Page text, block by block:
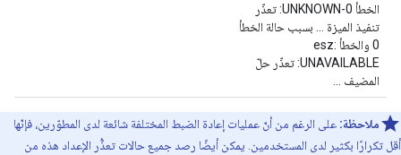
الخطأ 0-UNKNOWN: تعذّر
تنفيذ الميزة ... بسبب حالة الخطأ
0 والخطأ esz:
UNAVAILABLE: تعذّر حلّ
المضيف ...
ملاحظة: على الرغم من أنّ عمليات إعادة الضبط المختلفة شائعة لدى المطوّرين، فإنّها
أقل تكرارًا بكثير لدى المستخدمين. يمكن أيضًا رصد جميع حالات تعذُّر الإعداد هذه من